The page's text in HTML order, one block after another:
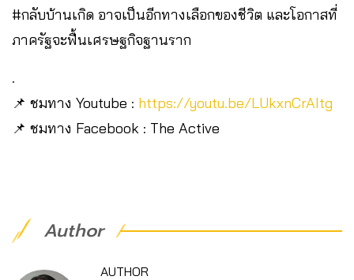
#กลับบ้านเกิด อาจเป็นอีกทางเลือกของชีวิต และโอกาสที่
ภาครัฐจะฟื้นเศรษฐกิจฐานราก
.
📌 ชมทาง Youtube : https://youtu.be/LUkxnCrAItg
📌 ชมทาง Facebook : The Active
Author
AUTHOR